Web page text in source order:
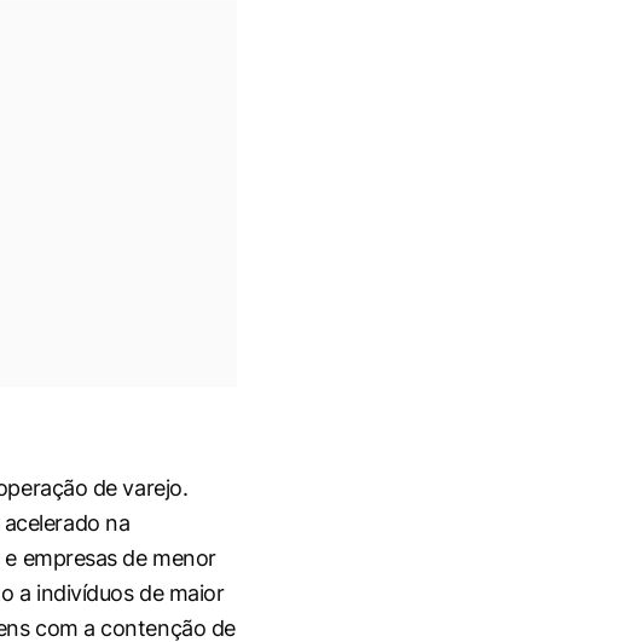
de varejo.
na
empresas de menor
a indivíduos de maior
com a contenção de